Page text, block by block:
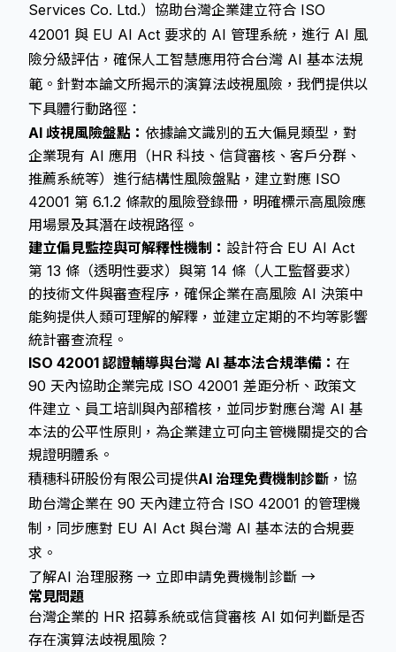
Services Co. Ltd.）協助台灣企業建立符合 ISO
42001 與 EU AI Act 要求的 AI 管理系統，進行 AI 風
險分級評估，確保人工智慧應用符合台灣 AI 基本法規
範。針對本論文所揭示的演算法歧視風險，我們提供以
下具體行動路徑：
AI 歧視風險盤點： 依據論文識別的五大偏見類型，對
企業現有 AI 應用（HR 科技、信貸審核、客戶分群、
推薦系統等）進行結構性風險盤點，建立對應 ISO
42001 第 6.1.2 條款的風險登錄冊，明確標示高風險應
用場景及其潛在歧視路徑。
建立偏見監控與可解釋性機制： 設計符合 EU AI Act
第 13 條（透明性要求）與第 14 條（人工監督要求）
的技術文件與審查程序，確保企業在高風險 AI 決策中
能夠提供人類可理解的解釋，並建立定期的不均等影響
統計審查流程。
ISO 42001 認證輔導與台灣 AI 基本法合規準備： 在
90 天內協助企業完成 ISO 42001 差距分析、政策文
件建立、員工培訓與內部稽核，並同步對應台灣 AI 基
本法的公平性原則，為企業建立可向主管機關提交的合
規證明體系。
積穗科研股份有限公司提供AI 治理免費機制診斷 ，協
助台灣企業在 90 天內建立符合 ISO 42001 的管理機
制，同步應對 EU AI Act 與台灣 AI 基本法的合規要
求。
了解AI 治理服務 → 立即申請免費機制診斷 →
常見問題
台灣企業的 HR 招募系統或信貸審核 AI 如何判斷是否
存在演算法歧視風險？